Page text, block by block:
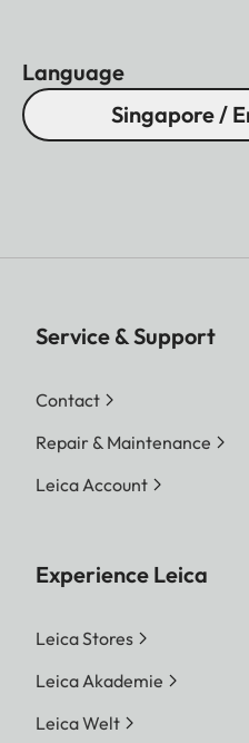
Language
Singapore /
Service & Support
Contact
Repair & Maintenance
Leica Account
Experience Leica
Leica Stores
Leica Akademie
Leica Welt